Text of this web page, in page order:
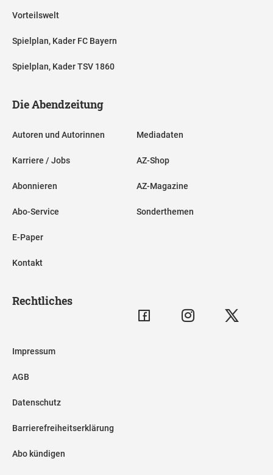
Vorteilswelt
Spielplan, Kader FC Bayern
Spielplan, Kader TSV 1860
Die Abendzeitung
Autoren und Autorinnen
Karriere / Jobs
Abonnieren
Abo-Service
E-Paper
Kontakt
Mediadaten
AZ-Shop
AZ-Magazine
Sonderthemen
Rechtliches
Impressum
AGB
Datenschutz
Barrierefreiheitserklärung
Abo kündigen